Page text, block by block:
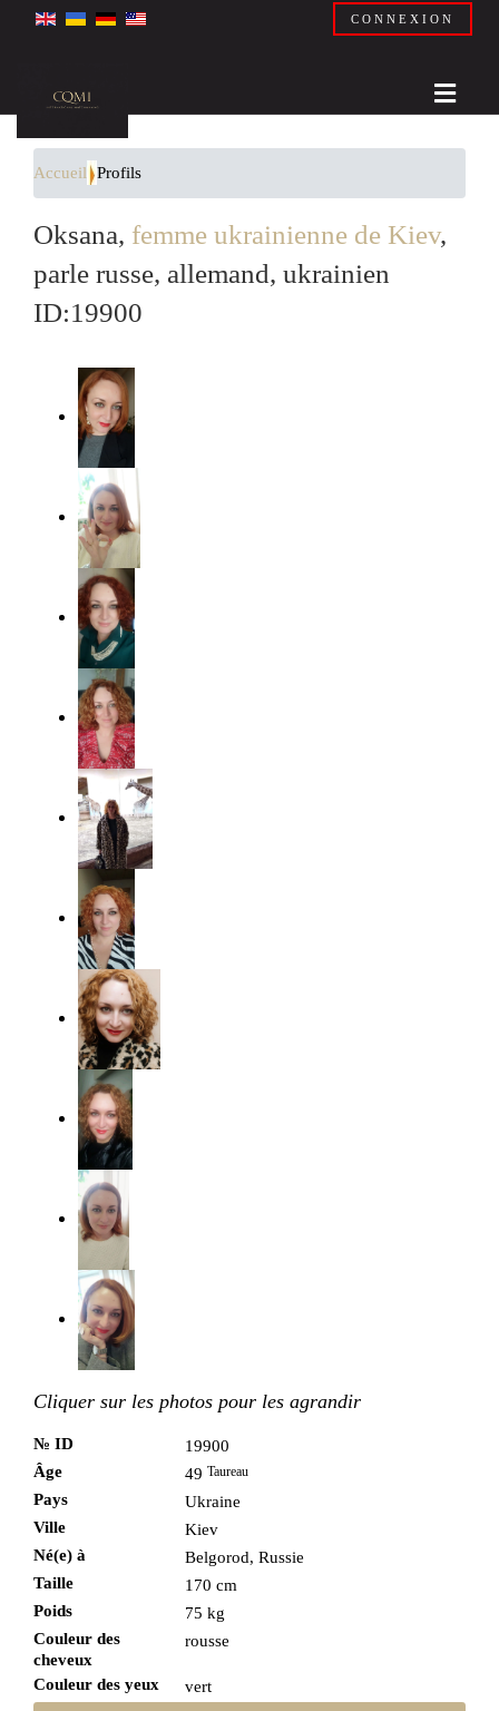
CONNEXION
Accueil Profils
Oksana, femme ukrainienne de Kiev,
parle russe, allemand, ukrainien
ID:19900
Cliquer sur les photos pour les agrandir
№ ID
19900
Âge
49 Taureau
Pays
Ukraine
Ville
Kiev
Né(e) à
Belgorod, Russie
Taille
170 cm
Poids
75 kg
Couleur des
cheveux
rousse
Couleur des yeux
vert